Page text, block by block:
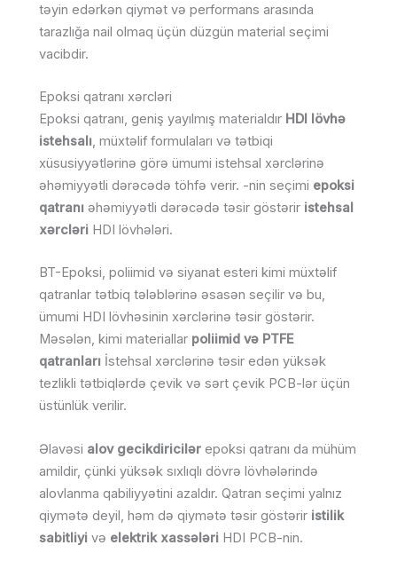
təyin edərkən qiymət və performans arasında
tarazlığa nail olmaq üçün düzgün material seçimi
vacibdir.
Epoksi qatranı xərcləri
Epoksi qatranı, geniş yayılmış materialdır HDI lövhə
istehsalı, müxtəlif formulaları və tətbiqi
xüsusiyyətlərinə görə ümumi istehsal xərclərinə
əhəmiyyətli dərəcədə töhfə verir. -nin seçimi epoksi
qatranı əhəmiyyətli dərəcədə təsir göstərir istehsal
xərcləri HDI lövhələri.
BT-Epoksi, poliimid və siyanat esteri kimi müxtəlif
qatranlar tətbiq tələblərinə əsasən seçilir və bu,
ümumi HDI lövhəsinin xərclərinə təsir göstərir.
Məsələn, kimi materiallar poliimid və PTFE
qatranları İstehsal xərclərinə təsir edən yüksək
tezlikli tətbiqlərdə çevik və sərt çevik PCB-lər üçün
üstünlük verilir.
Əlavəsi alov gecikdiricilər epoksi qatranı da mühüm
amildir, çünki yüksək sıxlıqlı dövrə lövhələrində
alovlanma qabiliyyətini azaldır. Qatran seçimi yalnız
qiymətə deyil, həm də qiymətə təsir göstərir istilik
sabitliyi və elektrik xassələri HDI PCB-nin.